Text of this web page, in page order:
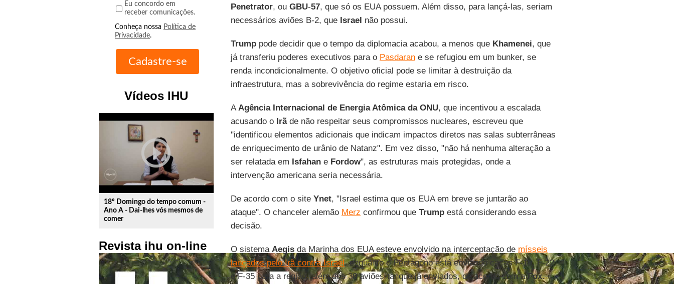
Eu concordo em
receber comunicações.
Conheça nossa Política de
Privacidade.
Vídeos IHU
play_circle_outline
18º Domingo do tempo comum -
Ano A - Dai-lhes vós mesmos de
comer
Revista ihu on-line
Penetrator, ou GBU-57, que só os EUA possuem. Além disso, para lançá-las, seriam
necessários aviões B-2, que Israel não possui.
Trumppode decidir que o tempo da diplomacia acabou, a menos que Khamenei, que
já transferiu poderes executivos para o Pasdarane se refugiou em um bunker, se
renda incondicionalmente. O objetivo oficial pode se limitar à destruição da
infraestrutura, mas a sobrevivência do regime estaria em risco.
AAgência Internacional de Energia Atômica da ONU, que incentivou a escalada
acusando o Irãde não respeitar seus compromissos nucleares, escreveu que
"identificou elementos adicionais que indicam impactos diretos nas salas subterrâneas
de enriquecimento de urânio de Natanz". Em vez disso, "não há nenhuma alteração a
ser relatada em Isfahane Fordow", as estruturas mais protegidas, onde a
intervenção americana seria necessária.
De acordo com o site Ynet, "Israel estima que os EUA em breve se juntarão ao
ataque". O chanceler alemão Merz confirmou que Trumpestá considerando essa
decisão.
O sistema Aegisda Marinha dos EUA esteve envolvido na interceptação de mísseis
lançados pelo Irã contra Israel, enquanto o Pentágono está enviando caças F-16, F-22
e F-35 para a região, além dos 30 aviões-tanque já enviados, de acordo com aFox.